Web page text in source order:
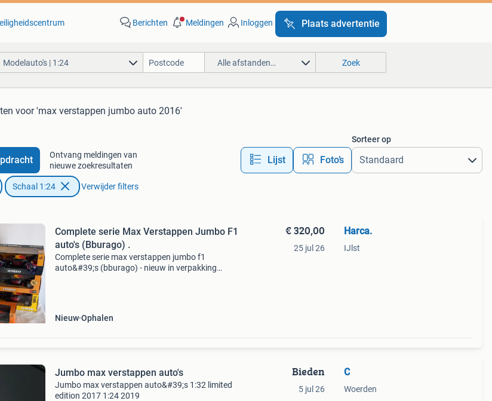
Berichten Meldingen Inloggen Plaats advertentie
Modelauto's | 1:24 Alle afstanden… Zoek
voor 'max verstappen jumbo auto 2016'
Ontvang meldingen van
nieuwe zoekresultaten
Lijst Foto’s
Sorteer op
Schaal 1:24 Verwijder filters
Complete serie Max Verstappen Jumbo F1
auto's (Bburago) .
Complete serie max verstappen jumbo f1
auto&#39;s (bburago) - nieuw in verpakking
Nieuw Ophalen
€ 320,00
25 jul 26
Harca.
IJlst
Jumbo max verstappen auto's
Jumbo max verstappen auto&#39;s 1:32 limited
edition 2017 1:24 2019
Bieden
5 jul 26
C
Woerden